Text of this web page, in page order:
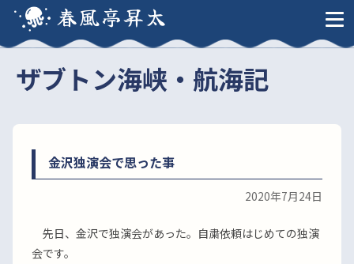
春風亭昇太
ザブトン海峡・航海記
金沢独演会で思った事
2020年7月24日
先日、金沢で独演会があった。自粛依頼はじめての独演
会です。